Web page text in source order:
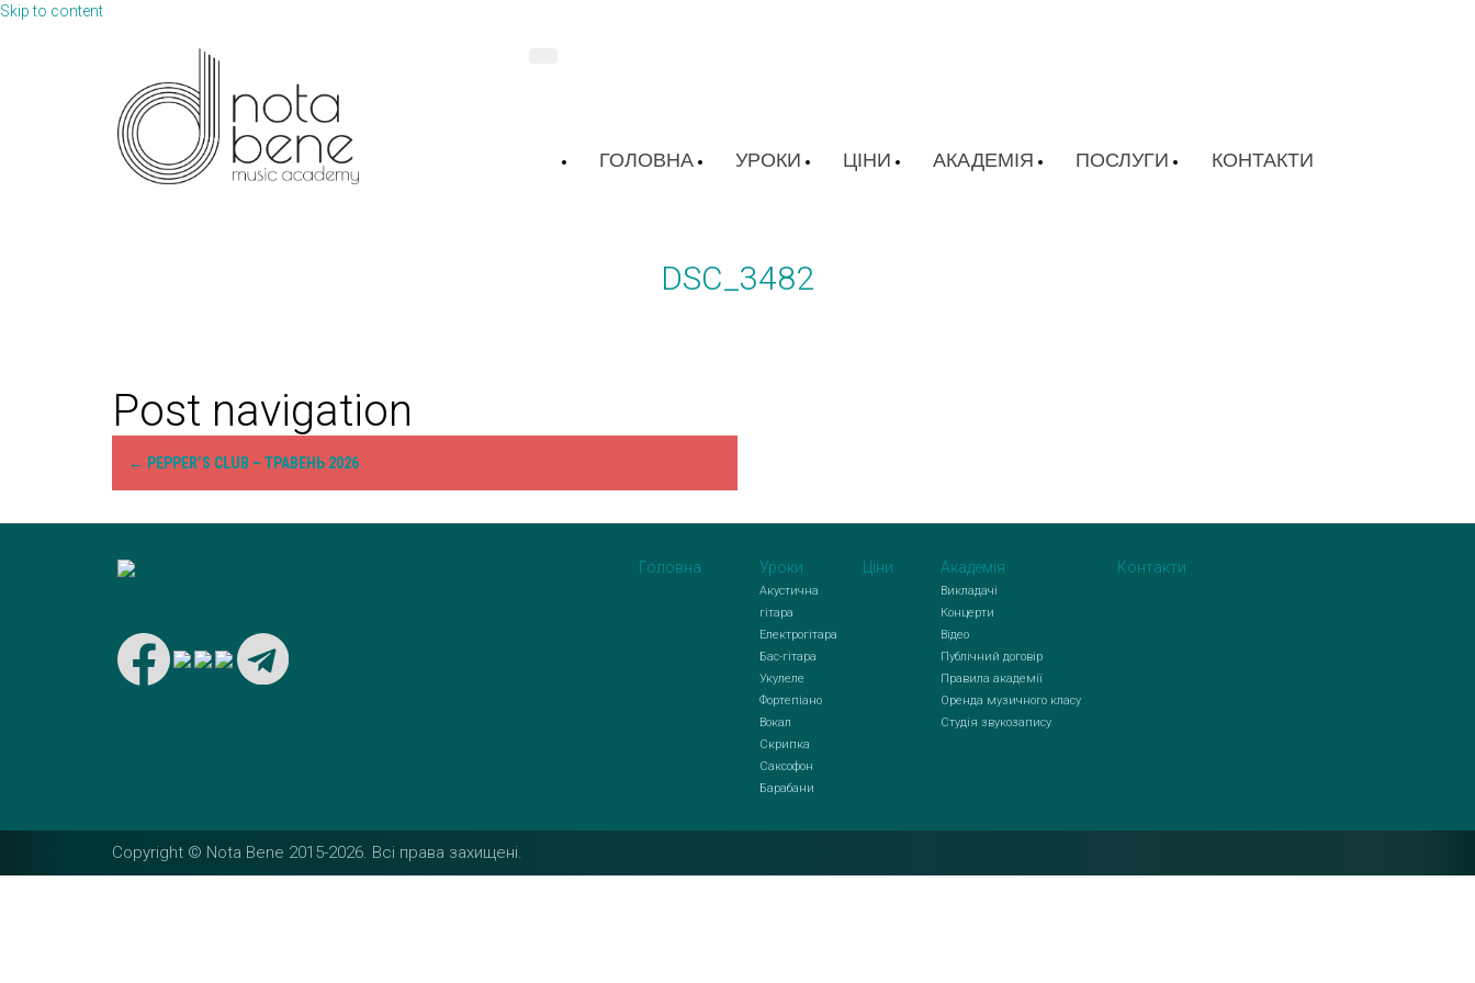
Skip to content
ГОЛОВНА УРОКИ ЦІНИ АКАДЕМІЯ ПОСЛУГИ КОНТАКТИ
DSC_3482
Post navigation
← PEPPER’S CLUB – ТРАВЕНЬ 2026
Головна Уроки
Акустична
гітара
Електрогітара
Бас-гітара
Укулеле
Фортепіано
Вокал
Скрипка
Саксофон
Барабани
Ціни Академія
Викладачі
Концерти
Відео
Публічний договір
Правила академії
Оренда музичного класу
Студія звукозапису
Контакти
Copyright © Nota Bene 2015-2026. Вcі права захищені.